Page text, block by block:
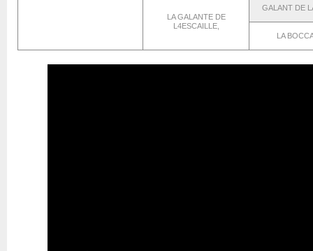
LA GALANTE DE
L4ESCAILLE,
GALANT DE
LA